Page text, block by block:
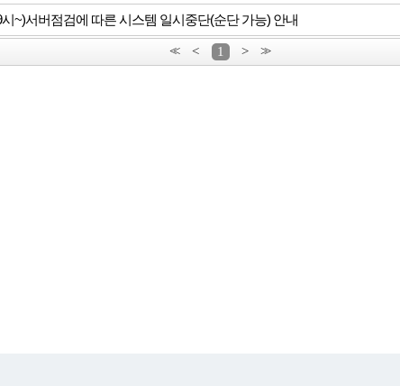
시~)서버점검에 따른 시스템 일시중단(순단 가능) 안내
<< < 1 > >>